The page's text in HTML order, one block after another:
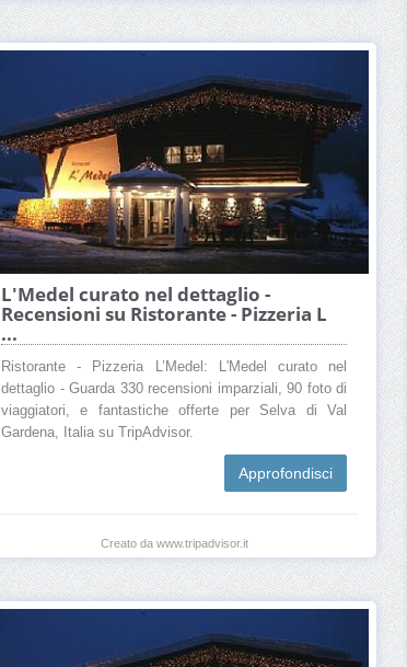
L'Medel curato nel dettaglio -
Recensioni su Ristorante - Pizzeria L
...
Ristorante - Pizzeria L’Medel: L'Medel curato nel
dettaglio - Guarda 330 recensioni imparziali, 90 foto di
viaggiatori, e fantastiche offerte per Selva di Val
Gardena, Italia su TripAdvisor.
Approfondisci
Creato da www.tripadvisor.it